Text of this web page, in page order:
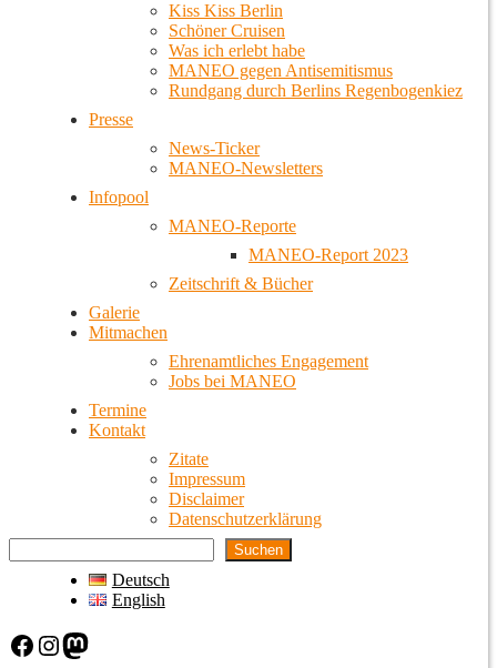
Kiss Kiss Berlin
Schöner Cruisen
Was ich erlebt habe
MANEO gegen Antisemitismus
Rundgang durch Berlins Regenbogenkiez
Presse
News-Ticker
MANEO-Newsletters
Infopool
MANEO-Reporte
MANEO-Report 2023
Zeitschrift & Bücher
Galerie
Mitmachen
Ehrenamtliches Engagement
Jobs bei MANEO
Termine
Kontakt
Zitate
Impressum
Disclaimer
Datenschutzerklärung
Suchen
Deutsch
English
Facebook Instagram Mastodon